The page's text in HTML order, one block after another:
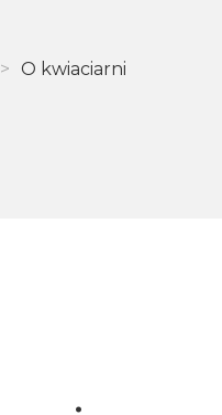
> O kwiaciarni